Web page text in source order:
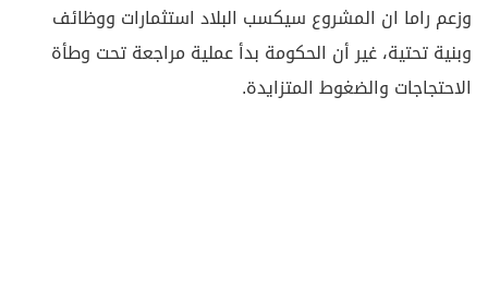
وزعم راما ان المشروع سيكسب البلاد استثمارات ووظائف
وبنية تحتية، غير أن الحكومة بدأ عملية مراجعة تحت وطأة
الاحتجاجات والضغوط المتزايدة.